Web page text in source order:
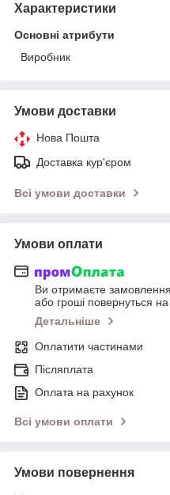
Характеристики
Основні атрибути
Виробник
Умови доставки
Нова Пошта
Доставка кур'єром
Всі умови доставки
Умови оплати
Ви отримаєте замовлення
або гроші повернуться
Детальніше
Оплатити частинами
Післяплата
Оплата на рахунок
Всі умови оплати
Умови повернення